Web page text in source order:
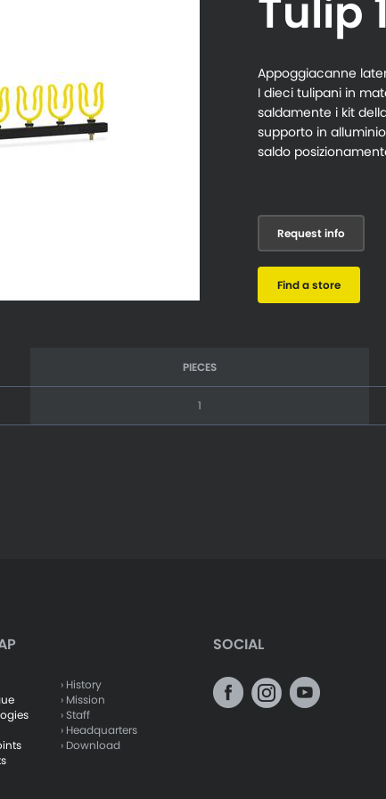
Tulip
Appoggiacanne
I dieci tulipani in
saldamente i kit
supporto in
saldo
Request info
Find a store
PIECES
1
› History
› Mission
› Staff
› Headquarters
› Download
SOCIAL